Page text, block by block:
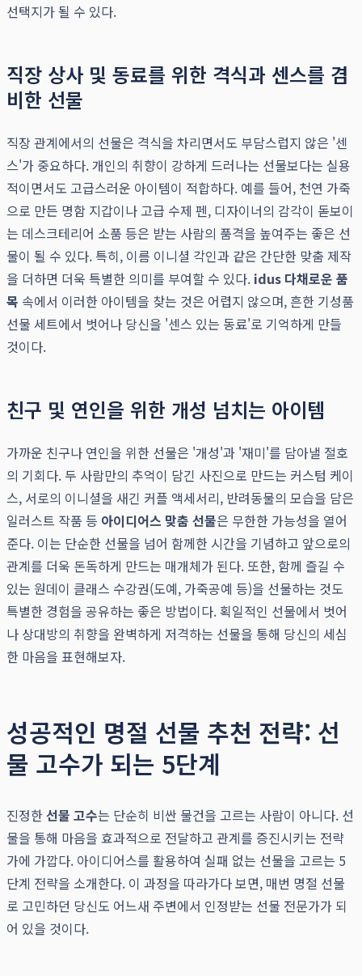
선택지가 될 수 있다.
직장 상사 및 동료를 위한 격식과 센스를 겸
비한 선물
직장 관계에서의 선물은 격식을 차리면서도 부담스럽지 않은 '센
스'가 중요하다. 개인의 취향이 강하게 드러나는 선물보다는 실용
적이면서도 고급스러운 아이템이 적합하다. 예를 들어, 천연 가죽
으로 만든 명함 지갑이나 고급 수제 펜, 디자이너의 감각이 돋보이
는 데스크테리어 소품 등은 받는 사람의 품격을 높여주는 좋은 선
물이 될 수 있다. 특히, 이름 이니셜 각인과 같은 간단한 맞춤 제작
을 더하면 더욱 특별한 의미를 부여할 수 있다. idus 다채로운 품
목 속에서 이러한 아이템을 찾는 것은 어렵지 않으며, 흔한 기성품
선물 세트에서 벗어나 당신을 '센스 있는 동료'로 기억하게 만들
것이다.
친구 및 연인을 위한 개성 넘치는 아이템
가까운 친구나 연인을 위한 선물은 '개성'과 '재미'를 담아낼 절호
의 기회다. 두 사람만의 추억이 담긴 사진으로 만드는 커스텀 케이
스, 서로의 이니셜을 새긴 커플 액세서리, 반려동물의 모습을 담은
일러스트 작품 등 아이디어스 맞춤 선물은 무한한 가능성을 열어
준다. 이는 단순한 선물을 넘어 함께한 시간을 기념하고 앞으로의
관계를 더욱 돈독하게 만드는 매개체가 된다. 또한, 함께 즐길 수
있는 원데이 클래스 수강권(도예, 가죽공예 등)을 선물하는 것도
특별한 경험을 공유하는 좋은 방법이다. 획일적인 선물에서 벗어
나 상대방의 취향을 완벽하게 저격하는 선물을 통해 당신의 세심
한 마음을 표현해보자.
성공적인 명절 선물 추천 전략: 선
물 고수가 되는 5단계
진정한선물 고수는 단순히 비싼 물건을 고르는 사람이 아니다. 선
물을 통해 마음을 효과적으로 전달하고 관계를 증진시키는 전략
가에 가깝다. 아이디어스를 활용하여 실패 없는 선물을 고르는 5
단계 전략을 소개한다. 이 과정을 따라가다 보면, 매번 명절 선물
로 고민하던 당신도 어느새 주변에서 인정받는 선물 전문가가 되
어 있을 것이다.